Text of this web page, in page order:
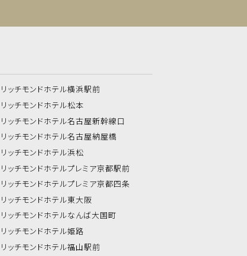
リッチモンドホテル横浜駅前
リッチモンドホテル松本
リッチモンドホテル名古屋新幹線口
リッチモンドホテル名古屋納屋橋
リッチモンドホテル浜松
リッチモンドホテルプレミア京都駅前
リッチモンドホテルプレミア京都四条
リッチモンドホテル東大阪
リッチモンドホテルなんば大国町
リッチモンドホテル姫路
リッチモンドホテル福山駅前